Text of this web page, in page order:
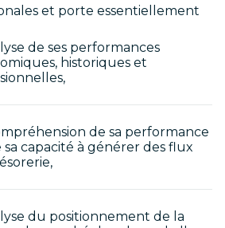
et porte essentiellement
de ses performances
historiques et
de sa performance
sa capacité à générer des flux
du positionnement de la